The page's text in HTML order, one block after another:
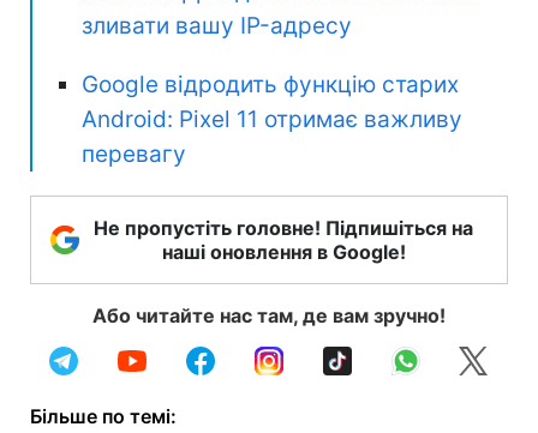
зливати вашу IP-адресу
Google відродить функцію старих
Android: Pixel 11 отримає важливу
перевагу
Не пропустіть головне! Підпишіться на
наші оновлення в Google!
Або читайте нас там, де вам зручно!
Більше по темі: